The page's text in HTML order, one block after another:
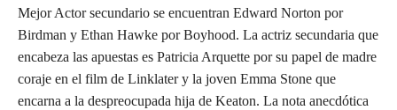
Mejor Actor secundario se encuentran Edward Norton por
Birdman y Ethan Hawke por Boyhood. La actriz secundaria que
encabeza las apuestas es Patricia Arquette por su papel de madre
coraje en el film de Linklater y la joven Emma Stone que
encarna a la despreocupada hija de Keaton. La nota anecdótica